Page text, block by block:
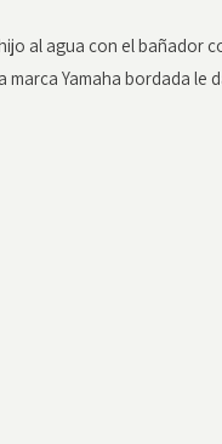
al agua con el
marca Yamaha bordada